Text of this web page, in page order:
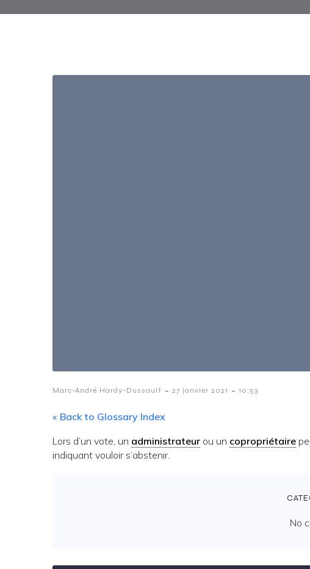
Marc-André Hardy-Dussault - 27 janvier 2021 - 10:53
« Back to Glossary Index
Lors d’un vote, un administrateur ou un copropriétaire
indiquant vouloir s’abstenir.
No